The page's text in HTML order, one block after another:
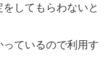
してもらわないと
ているので利用す